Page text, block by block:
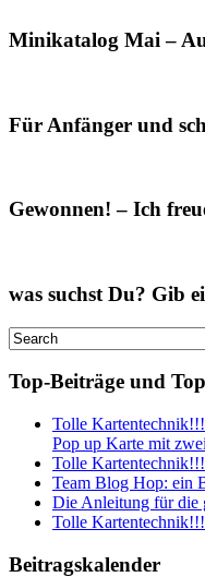
Minikatalog Mai –
Für Anfänger und
Gewonnen! – Ich
was suchst Du? Gib
Top-Beiträge und
Tolle
Pop up Karte mit
Tolle
Team Blog Hop: ein
Die Anleitung für die
Tolle
Beitragskalender